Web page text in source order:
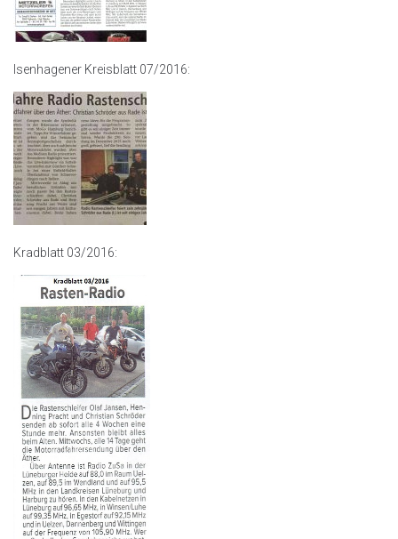
Isenhagener Kreisblatt 07/2016:
Kradblatt 03/2016: